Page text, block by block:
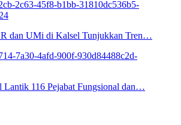
dan UMi di Kalsel Tunjukkan Tren…
Lantik 116 Pejabat Fungsional dan…